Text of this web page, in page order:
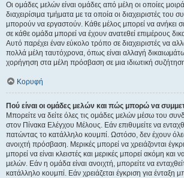
Οι ομάδες μελών είναι ομάδες από μέλη οι οποίες
διαχειρίσιμα τμήματα με τα οποία οι διαχειριστές του
μπορούν να εργαστούν. Κάθε μέλος μπορεί να ανήκει
σε κάθε ομάδα μπορεί να έχουν ανατεθεί επιμέρους
Αυτό παρέχει έναν εύκολο τρόπο σε διαχειριστές να
πολλά μέλη ταυτόχρονα, όπως είναι αλλαγή
χορήγηση στα μέλη πρόσβαση σε μια ιδιωτική
Κορυφή
Πού είναι οι ομάδες μελών και πώς μπορώ να
Μπορείτε να δείτε όλες τις ομάδες μελών μέσω του
στον Πίνακα Ελέγχου Μέλους. Εάν επιθυμείτε να
πατώντας το κατάλληλο κουμπί. Ωστόσο, δεν έχουν
ανοιχτή πρόσβαση. Μερικές μπορεί να χρειάζονται
μπορεί να είναι κλειστές και μερικές μπορεί ακόμη και
μελών. Εάν η ομάδα είναι ανοιχτή, μπορείτε να
κατάλληλο κουμπί. Εάν χρειάζεται έγκριση για ένταξη